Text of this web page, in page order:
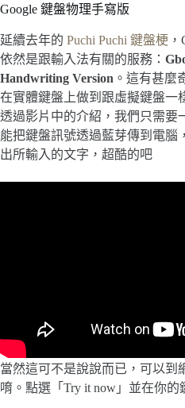
Google 鍵盤物理手寫版
延續去年的 Puchi Puchi 鍵盤梗
依然是跟輸入法有關的服務：
Handwriting Version 。這有甚麼
在實體鍵盤上做到跟虛擬鍵盤一
透過影片中的介紹，我們只需要
能把鍵盤訊號透過藍芽傳到電腦
出所輸入的文字，超酷的吧
當然這可不是說說而已，可以到
唷。點選「Try it now」並在你的